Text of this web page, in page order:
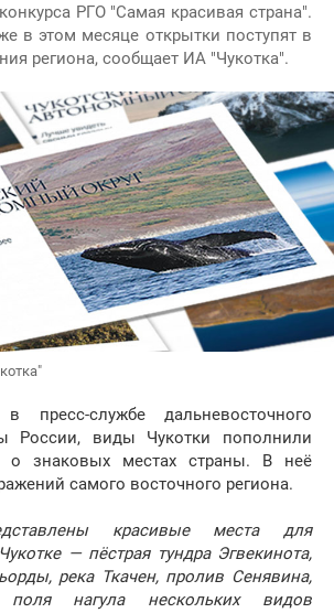
РГО "Самая красивая страна".
в этом месяце открытки поступят в
региона, сообщает ИА "Чукотка".
пресс-службе дальневосточного
России, виды Чукотки пополнили
о знаковых местах страны. В неё
самого восточного региона.
красивые места для
— пёстрая тундра Эгвекинота,
река Ткачен, пролив Сенявина,
поля нагула нескольких видов